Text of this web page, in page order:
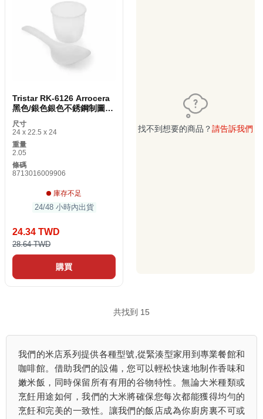
Tristar RK-6126 Arrocera
黑色/銀色銀色不銹鋼制圖機
400 W
尺寸
24 x 22.5 x 24
重量
2.05
條碼
8713016009906
庫存不足
24/48 小時內出貨
24.34 TWD
28.64 TWD
購買
找不到想要的商品？請告訴我們
共找到 15
我們的米店系列提供各種型號,從緊湊型家用到專業餐館和
咖啡館。借助我們的設備，您可以輕松快速地制作香味和
嫩米飯，同時保留所有有用的谷物特性。無論大米種類或
烹飪用途如何，我們的大米將確保您每次都能獲得均勻的
烹飪和完美的一致性。讓我們的飯店成為你廚房裏不可或